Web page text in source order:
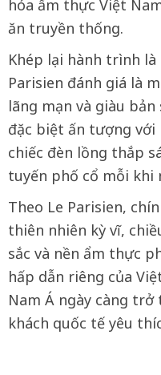
hóa ẩm thực Việt
ăn truyền thống.
Khép lại hành trình
Parisien đánh giá là
lãng mạn và giàu
đặc biệt ấn tượng với
chiếc đèn lồng thắp
tuyến phố cổ mỗi khi
Theo Le Parisien,
thiên nhiên kỳ vĩ,
sắc và nền ẩm thực
hấp dẫn riêng của
Nam Á ngày càng
khách quốc tế yêu